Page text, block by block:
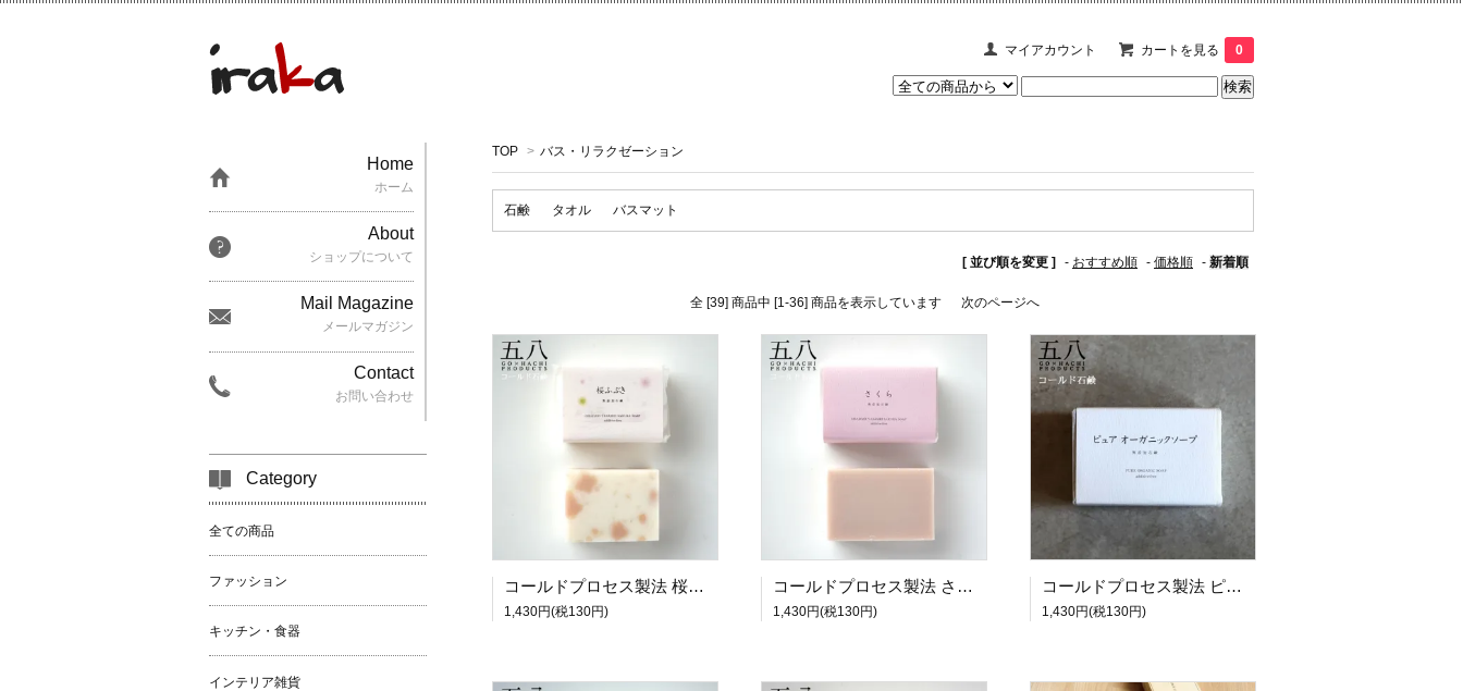
マイアカウント カートを見る 0
TOP > バス・リラクゼーション
石鹸 タオル バスマット
[ 並び順を変更 ] - おすすめ順 - 価格順 - 新着順
全 [39] 商品中 [1-36] 商品を表示しています 次のページへ
コールドプロセス製法 桜ふぶき石鹸 無添加石鹸 5X8PRODUCTS 五八プロダクツ
1,430円(税130円)
コールドプロセス製法 さくら石鹸 春の香 無添加石鹸 5X8PRODUCTS 五八プロダクツ
1,430円(税130円)
コールドプロセス製法 ピュア オーガニック石鹸 無添加石鹸 5X8PRODUCTS 五八プロダクツ
1,430円(税130円)
Home
ホーム
About
ショップについて
Mail Magazine
メールマガジン
Contact
お問い合わせ
Category
全ての商品
ファッション
キッチン・食器
インテリア雑貨